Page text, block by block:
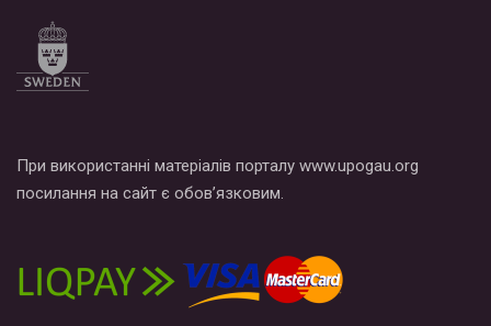
При використанні матеріалів порталу www.upogau.org
посилання на сайт є обов’язковим.